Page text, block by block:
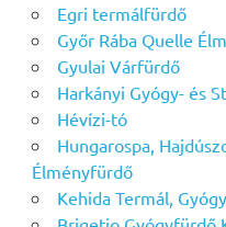
Egri termálfürdő
Győr Rába Quelle
Gyulai Várfürdő
Harkányi Gyógy- és
Hévízi-tó
Hungarospa,
Élményfürdő
Kehida Termál,